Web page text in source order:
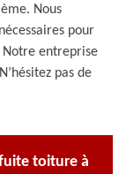
Nous
pour
entreprise
pas de
toiture à